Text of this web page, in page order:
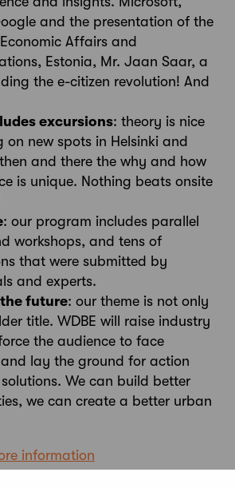
and the presentation of the
Affairs and
Estonia, Mr. Jaan Saar, a
the e-citizen revolution! And
excursions: theory is nice
on new spots in Helsinki and
and there the why and how
is unique. Nothing beats onsite
: our program includes parallel
workshops, and tens of
that were submitted by
and experts.
future: our theme is not only
title. WDBE will raise industry
the audience to face
lay the ground for action
We can build better
we can create a better urban
information